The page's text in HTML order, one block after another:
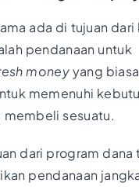
ada di tujuan dari
pendanaan untuk
moneyyang
memenuhi
membeli sesuatu.
dari program dana
pendanaan